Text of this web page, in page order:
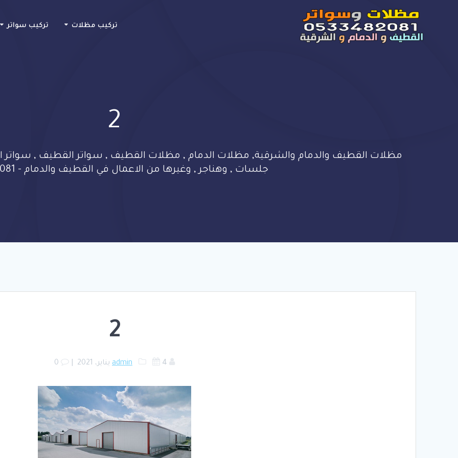
content
تركيب مظلات تركيب سواتر
2
مظلات القطيف والدمام والشرقية, مظلات الدمام , مظلات القطيف , سواتر القطيف , سواتر
جلسات , وهناجر , وغيرها من الاعمال في القطيف والدمام - 0533482081
2
admin 4 يناير، 2021 0